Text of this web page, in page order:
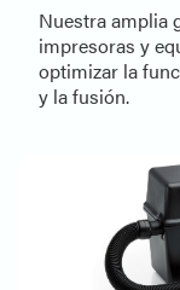
Nuestra amplia
impresoras y
optimizar la
y la fusión.